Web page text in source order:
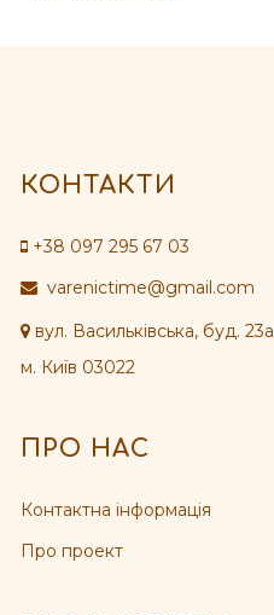
КОНТАКТИ
+38 097 295 67 03
varenictime@gmail.com
вул. Васильківська, буд. 23а
м. Київ 03022
ПРО НАС
Контактна інформація
Про проект